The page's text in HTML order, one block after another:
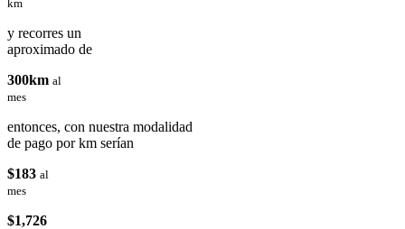
km
y recorres un
aproximado de
300km al
mes
entonces, con nuestra modalidad
de pago por km serían
$183 al
mes
$1,726